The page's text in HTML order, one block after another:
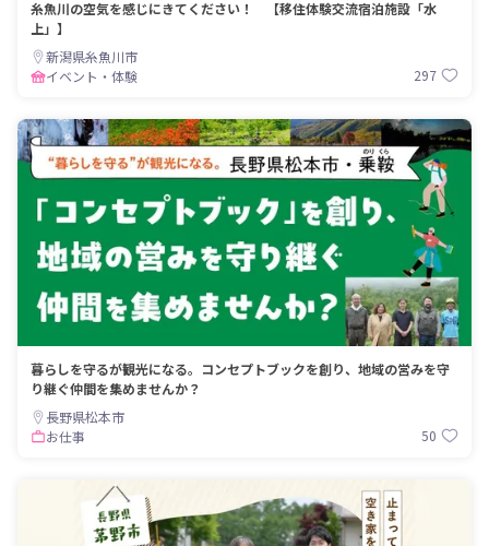
糸魚川の空気を感じにきてください！ 【移住体験交流宿泊施設「水
上」】
新潟県糸魚川市
イベント・体験
297
暮らしを守るが観光になる。コンセプトブックを創り、地域の営みを守
り継ぐ仲間を集めませんか？
長野県松本市
お仕事
50